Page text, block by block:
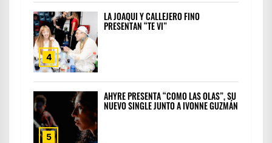
4
LA JOAQUI Y CALLEJERO FINO
PRESENTAN “TE VI”
5
AHYRE PRESENTA “COMO LAS OLAS”, SU
NUEVO SINGLE JUNTO A IVONNE GUZMÁN